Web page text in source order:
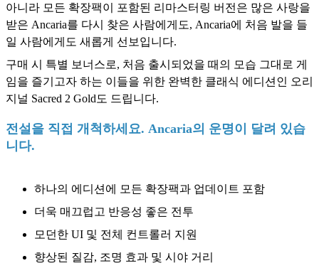
아니라 모든 확장팩이 포함된 리마스터링 버전은 많은 사랑을
받은 Ancaria를 다시 찾은 사람에게도, Ancaria에 처음 발을 들
일 사람에게도 새롭게 선보입니다.
구매 시 특별 보너스로, 처음 출시되었을 때의 모습 그대로 게
임을 즐기고자 하는 이들을 위한 완벽한 클래식 에디션인 오리
지널 Sacred 2 Gold도 드립니다.
전설을 직접 개척하세요. Ancaria의 운명이 달려 있습
니다.
하나의 에디션에 모든 확장팩과 업데이트 포함
더욱 매끄럽고 반응성 좋은 전투
모던한 UI 및 전체 컨트롤러 지원
향상된 질감, 조명 효과 및 시야 거리